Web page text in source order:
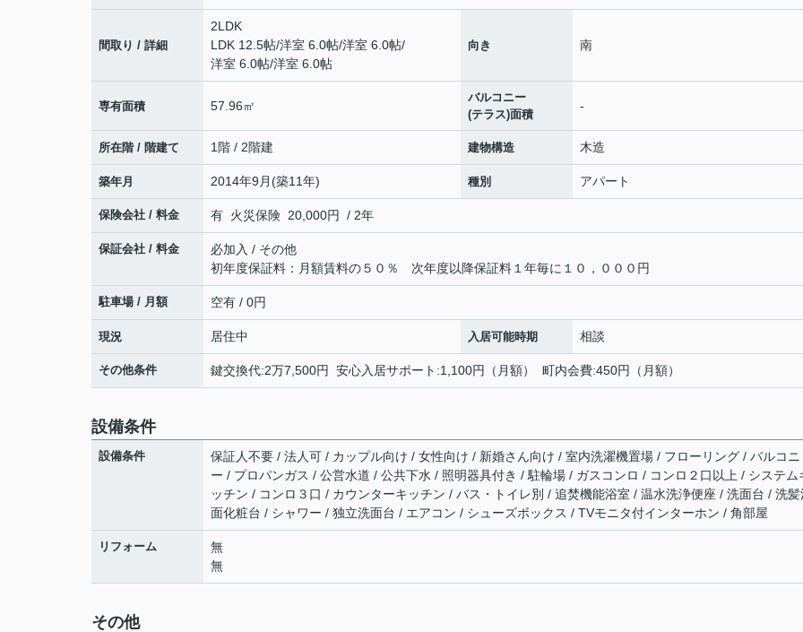
間取り / 詳細
2LDK
LDK 12.5帖/洋室 6.0帖/洋室 6.0帖/
洋室 6.0帖/洋室 6.0帖
向き 南
専有面積 57.96㎡
バルコニー
(テラス)面積
-
所在階 / 階建て 1階 / 2階建 建物構造 木造
築年月 2014年9月(築11年) 種別 アパート
保険会社 / 料金 有 火災保険 20,000円 / 2年
保証会社 / 料金
必加入 / その他
初年度保証料：月額賃料の５０％ 次年度以降保証料１年毎に１０，０００円
駐車場 / 月額 空有 / 0円
現況 居住中 入居可能時期 相談
その他条件 鍵交換代:2万7,500円 安心入居サポート:1,100円（月額） 町内会費:450円（月額）
設備条件
設備条件
保証人不要 / 法人可 / カップル向け / 女性向け / 新婚さん向け / 室内洗濯機置場 / フローリング / バルコニ
ー / プロパンガス / 公営水道 / 公共下水 / 照明器具付き / 駐輪場 / ガスコンロ / コンロ２口以上 / システム
ッチン / コンロ３口 / カウンターキッチン / バス・トイレ別 / 追焚機能浴室 / 温水洗浄便座 / 洗面台 / 洗髪
面化粧台 / シャワー / 独立洗面台 / エアコン / シューズボックス / TVモニタ付インターホン / 角部屋
リフォーム
無
無
その他